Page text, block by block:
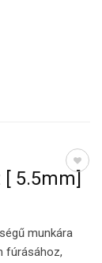
[ 5.5mm]
munkára
fúrásához,